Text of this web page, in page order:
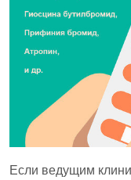
Если ведущим